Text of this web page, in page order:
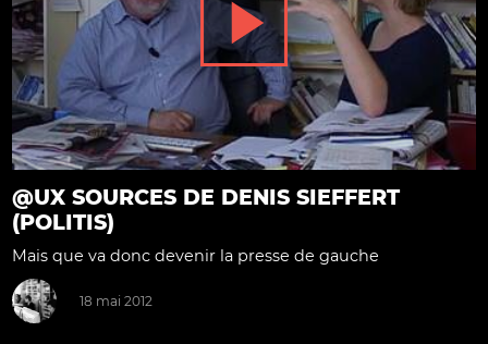
@UX SOURCES DE DENIS SIEFFERT
(POLITIS)
Mais que va donc devenir la presse de gauche
18 mai 2012